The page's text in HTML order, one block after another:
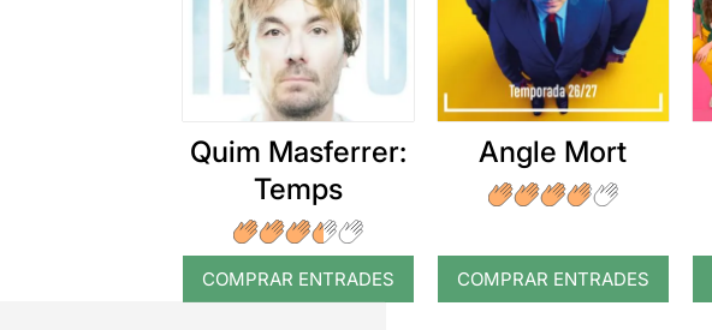
Quim Masferrer:
Temps
COMPRAR ENTRADES
Angle Mort
COMPRAR ENTRADES